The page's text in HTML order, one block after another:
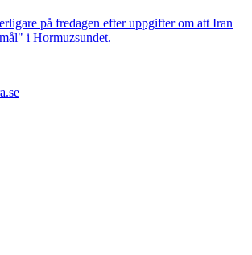
på fredagen efter uppgifter om att Iran
i Hormuzsundet.